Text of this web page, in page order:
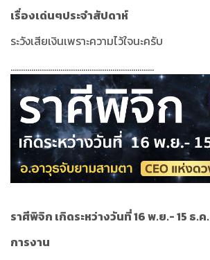
เรื่องเด่นๆประจำสัปดาห์
ระวังเสียเงินเพราะความไว้ใจนะครับ
.....................................................................
ราศีพิจิก เกิดระหว่างวันที่ 16 พ.ย.- 15 ธ.ค.
การงาน